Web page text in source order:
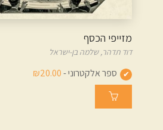
מזייפי הכסף
דוד תדהר,שלמה בן-ישראל
ספר אלקטרוני -₪20.00